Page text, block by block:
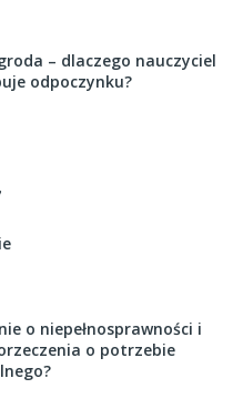
– dlaczego nauczyciel
odpoczynku?
o niepełnosprawności i
o potrzebie